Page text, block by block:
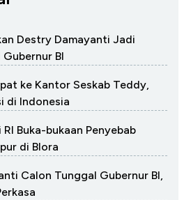
Destry Damayanti Jadi
BI
ke Kantor Seskab Teddy,
di Indonesia
Buka-bukaan Penyebab
di Blora
Calon Tunggal Gubernur BI,